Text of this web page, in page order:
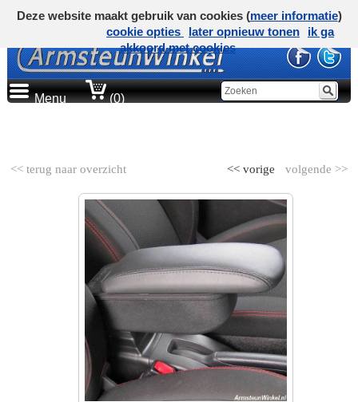
Menu (0)
<< terug naar overzicht volgende >>
<< vorige
Deze website maakt gebruik van cookies (meer informatie)
cookie opties
later opnieuw tonen
ik ga
akkoord met cookies